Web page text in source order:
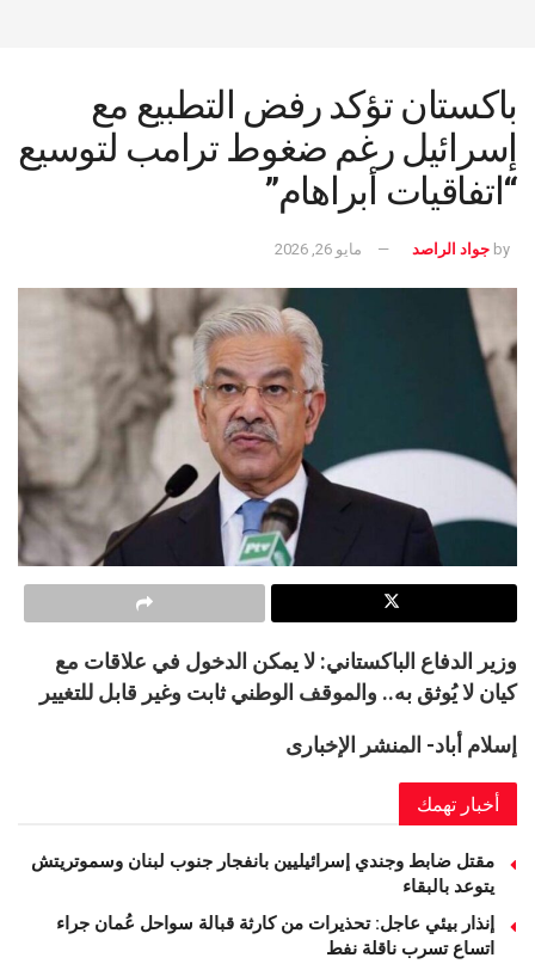
باكستان تؤكد رفض التطبيع مع
إسرائيل رغم ضغوط ترامب لتوسيع
“اتفاقيات أبراهام”
by جواد الراصد مايو 26, 2026
وزير الدفاع الباكستاني: لا يمكن الدخول في علاقات مع
كيان لا يُوثق به.. والموقف الوطني ثابت وغير قابل للتغيير
إسلام أباد- المنشر الإخبارى
أخبار تهمك
مقتل ضابط وجندي إسرائيليين بانفجار جنوب لبنان وسموتريتش
يتوعد بالبقاء
إنذار بيئي عاجل: تحذيرات من كارثة قبالة سواحل عُمان جراء
اتساع تسرب ناقلة نفط